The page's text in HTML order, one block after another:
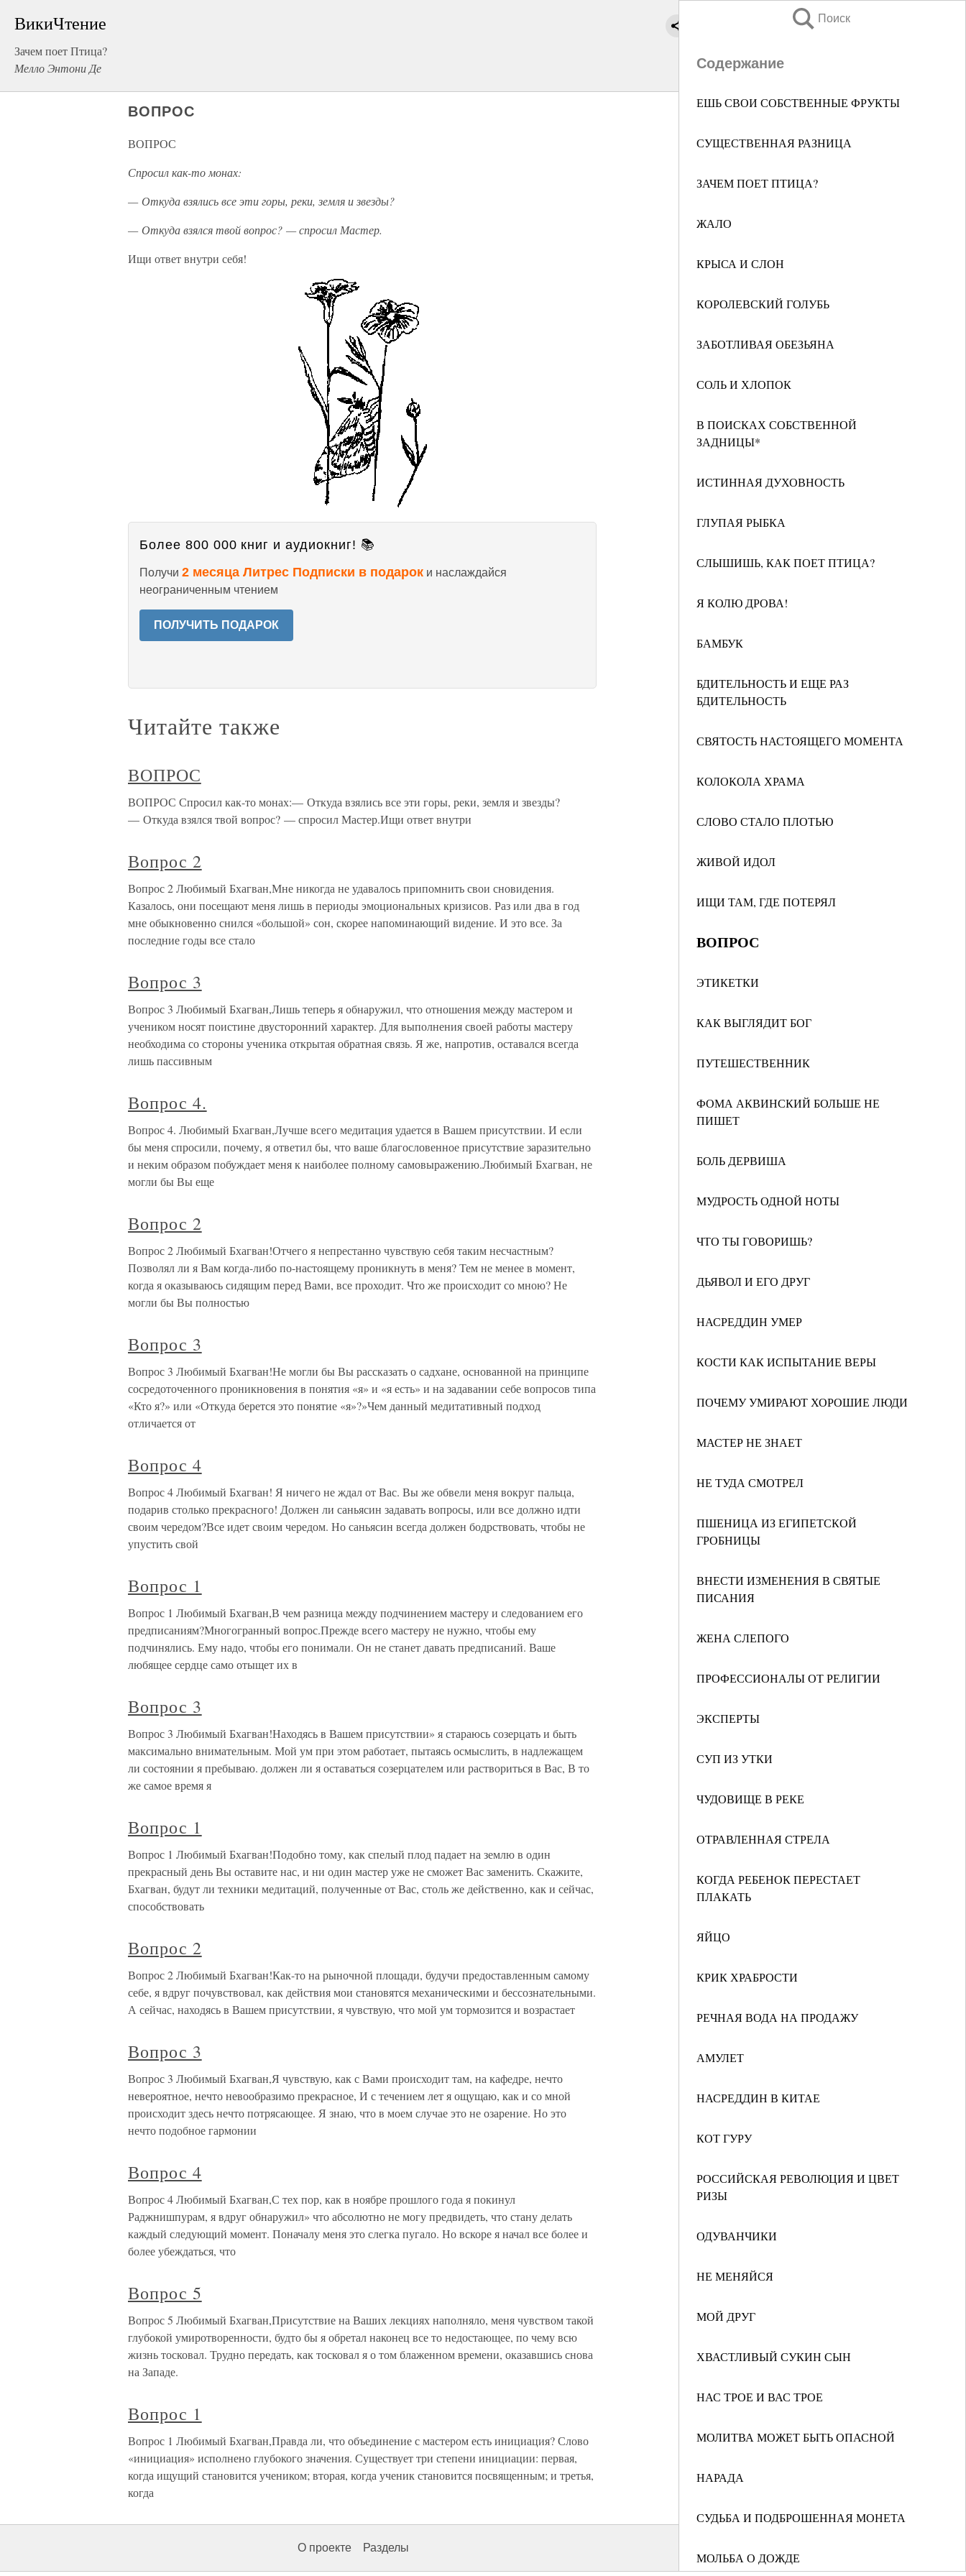
ВикиЧтение
Зачем поет Птица?
Мелло Энтони Де
Поиск
Содержание
ЕШЬ СВОИ СОБСТВЕННЫЕ ФРУКТЫ
СУЩЕСТВЕННАЯ РАЗНИЦА
ЗАЧЕМ ПОЕТ ПТИЦА?
ЖАЛО
КРЫСА И СЛОН
КОРОЛЕВСКИЙ ГОЛУБЬ
ЗАБОТЛИВАЯ ОБЕЗЬЯНА
СОЛЬ И ХЛОПОК
В ПОИСКАХ СОБСТВЕННОЙ
ЗАДНИЦЫ*
ИСТИННАЯ ДУХОВНОСТЬ
ГЛУПАЯ РЫБКА
СЛЫШИШЬ, КАК ПОЕТ ПТИЦА?
Я КОЛЮ ДРОВА!
БАМБУК
БДИТЕЛЬНОСТЬ И ЕЩЕ РАЗ
БДИТЕЛЬНОСТЬ
СВЯТОСТЬ НАСТОЯЩЕГО МОМЕНТА
КОЛОКОЛА ХРАМА
СЛОВО СТАЛО ПЛОТЬЮ
ЖИВОЙ ИДОЛ
ИЩИ ТАМ, ГДЕ ПОТЕРЯЛ
ВОПРОС
ЭТИКЕТКИ
КАК ВЫГЛЯДИТ БОГ
ПУТЕШЕСТВЕННИК
ФОМА АКВИНСКИЙ БОЛЬШЕ НЕ
ПИШЕТ
БОЛЬ ДЕРВИША
МУДРОСТЬ ОДНОЙ НОТЫ
ЧТО ТЫ ГОВОРИШЬ?
ДЬЯВОЛ И ЕГО ДРУГ
НАСРЕДДИН УМЕР
КОСТИ КАК ИСПЫТАНИЕ ВЕРЫ
ПОЧЕМУ УМИРАЮТ ХОРОШИЕ ЛЮДИ
МАСТЕР НЕ ЗНАЕТ
НЕ ТУДА СМОТРЕЛ
ПШЕНИЦА ИЗ ЕГИПЕТСКОЙ
ГРОБНИЦЫ
ВНЕСТИ ИЗМЕНЕНИЯ В СВЯТЫЕ
ПИСАНИЯ
ЖЕНА СЛЕПОГО
ПРОФЕССИОНАЛЫ ОТ РЕЛИГИИ
ЭКСПЕРТЫ
СУП ИЗ УТКИ
ЧУДОВИЩЕ В РЕКЕ
ОТРАВЛЕННАЯ СТРЕЛА
КОГДА РЕБЕНОК ПЕРЕСТАЕТ
ПЛАКАТЬ
ЯЙЦО
КРИК ХРАБРОСТИ
РЕЧНАЯ ВОДА НА ПРОДАЖУ
АМУЛЕТ
НАСРЕДДИН В КИТАЕ
КОТ ГУРУ
РОССИЙСКАЯ РЕВОЛЮЦИЯ И ЦВЕТ
РИЗЫ
ОДУВАНЧИКИ
НЕ МЕНЯЙСЯ
МОЙ ДРУГ
ХВАСТЛИВЫЙ СУКИН СЫН
НАС ТРОЕ И ВАС ТРОЕ
МОЛИТВА МОЖЕТ БЫТЬ ОПАСНОЙ
НАРАДА
СУДЬБА И ПОДБРОШЕННАЯ МОНЕТА
МОЛЬБА О ДОЖДЕ
ВОПРОС
ВОПРОС
Спросил как-то монах:
— Откуда взялись все эти горы, реки, земля и звезды?
— Откуда взялся твой вопрос? — спросил Мастер.
Ищи ответ внутри себя!
Более 800 000 книг и аудиокниг! 📚
Получи 2 месяца Литрес Подписки в подарок и наслаждайся
неограниченным чтением
ПОЛУЧИТЬ ПОДАРОК
Читайте также
ВОПРОС
ВОПРОС Спросил как-то монах:— Откуда взялись все эти горы, реки, земля и звезды?
— Откуда взялся твой вопрос? — спросил Мастер.Ищи ответ внутри
Вопрос 2
Вопрос 2 Любимый Бхагван,Мне никогда не удавалось припомнить свои сновидения.
Казалось, они посещают меня лишь в периоды эмоциональных кризисов. Раз или два в год
мне обыкновенно снился «большой» сон, скорее напоминающий видение. И это все. За
последние годы все стало
Вопрос 3
Вопрос 3 Любимый Бхагван,Лишь теперь я обнаружил, что отношения между мастером и
учеником носят поистине двусторонний характер. Для выполнения своей работы мастеру
необходима со стороны ученика открытая обратная связь. Я же, напротив, оставался всегда
лишь пассивным
Вопрос 4.
Вопрос 4. Любимый Бхагван,Лучше всего медитация удается в Вашем присутствии. И если
бы меня спросили, почему, я ответил бы, что ваше благословенное присутствие заразительно
и неким образом побуждает меня к наиболее полному самовыражению.Любимый Бхагван, не
могли бы Вы еще
Вопрос 2
Вопрос 2 Любимый Бхагван!Отчего я непрестанно чувствую себя таким несчастным?
Позволял ли я Вам когда-либо по-настоящему проникнуть в меня? Тем не менее в момент,
когда я оказываюсь сидящим перед Вами, все проходит. Что же происходит со мною? Не
могли бы Вы полностью
Вопрос 3
Вопрос 3 Любимый Бхагван!Не могли бы Вы рассказать о садхане, основанной на принципе
сосредоточенного проникновения в понятия «я» и «я есть» и на задавании себе вопросов типа
«Кто я?» или «Откуда берется это понятие «я»?»Чем данный медитативный подход
отличается от
Вопрос 4
Вопрос 4 Любимый Бхагван! Я ничего не ждал от Вас. Вы же обвели меня вокруг пальца,
подарив столько прекрасного! Должен ли саньясин задавать вопросы, или все должно идти
своим чередом?Все идет своим чередом. Но саньясин всегда должен бодрствовать, чтобы не
упустить свой
Вопрос 1
Вопрос 1 Любимый Бхагван,В чем разница между подчинением мастеру и следованием его
предписаниям?Многогранный вопрос.Прежде всего мастеру не нужно, чтобы ему
подчинялись. Ему надо, чтобы его понимали. Он не станет давать предписаний. Ваше
любящее сердце само отыщет их в
Вопрос 3
Вопрос 3 Любимый Бхагван!Находясь в Вашем присутствии» я стараюсь созерцать и быть
максимально внимательным. Мой ум при этом работает, пытаясь осмыслить, в надлежащем
ли состоянии я пребываю. должен ли я оставаться созерцателем или раствориться в Вас, В то
же самое время я
Вопрос 1
Вопрос 1 Любимый Бхагван!Подобно тому, как спелый плод падает на землю в один
прекрасный день Вы оставите нас, и ни один мастер уже не сможет Вас заменить. Скажите,
Бхагван, будут ли техники медитаций, полученные от Вас, столь же действенно, как и сейчас,
способствовать
Вопрос 2
Вопрос 2 Любимый Бхагван!Как-то на рыночной площади, будучи предоставленным самому
себе, я вдруг почувствовал, как действия мои становятся механическими и бессознательными.
А сейчас, находясь в Вашем присутствии, я чувствую, что мой ум тормозится и возрастает
Вопрос 3
Вопрос 3 Любимый Бхагван,Я чувствую, как с Вами происходит там, на кафедре, нечто
невероятное, нечто невообразимо прекрасное, И с течением лет я ощущаю, как и со мной
происходит здесь нечто потрясающее. Я знаю, что в моем случае это не озарение. Но это
нечто подобное гармонии
Вопрос 4
Вопрос 4 Любимый Бхагван,С тех пор, как в ноябре прошлого года я покинул
Раджнишпурам, я вдруг обнаружил» что абсолютно не могу предвидеть, что стану делать
каждый следующий момент. Поначалу меня это слегка пугало. Но вскоре я начал все более и
более убеждаться, что
Вопрос 5
Вопрос 5 Любимый Бхагван,Присутствие на Ваших лекциях наполняло, меня чувством такой
глубокой умиротворенности, будто бы я обретал наконец все то недостающее, по чему всю
жизнь тосковал. Трудно передать, как тосковал я о том блаженном времени, оказавшись снова
на Западе.
Вопрос 1
Вопрос 1 Любимый Бхагван,Правда ли, что объединение с мастером есть инициация? Слово
«инициация» исполнено глубокого значения. Существует три степени инициации: первая,
когда ищущий становится учеником; вторая, когда ученик становится посвященным; и третья,
когда
О проекте Разделы